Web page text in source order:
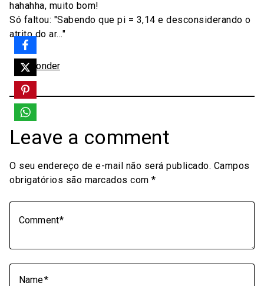
hahahha, muito bom!
Só faltou: "Sabendo que pi = 3,14 e desconsiderando o
atrito do ar..."
Responder
Leave a comment
O seu endereço de e-mail não será publicado. Campos
obrigatórios são marcados com *
Comment
Name